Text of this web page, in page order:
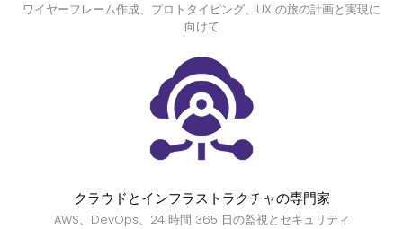
ワイヤーフレーム作成、プロトタイピング、UX の旅の計画と実現に
向けて
クラウドとインフラストラクチャの専門家
AWS、DevOps、24 時間 365 日の監視とセキュリティ